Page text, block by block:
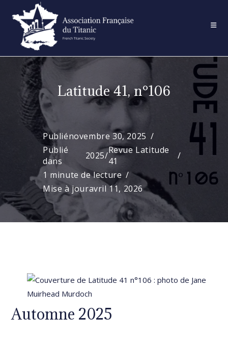
content
Latitude 41, n°106
Publiénovembre 30, 2025
Publié
dans
2025/Revue Latitude
41
1 minute de lecture
Mise à jouravril 11, 2026
Automne 2025